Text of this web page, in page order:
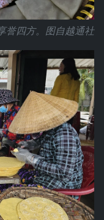
誉四方。图自越通社